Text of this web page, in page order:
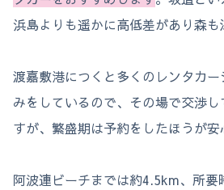
浜島よりも遥かに高低差があり森も
渡嘉敷港につくと多くのレンタカ
みをしているので、その場で交渉
すが、繁盛期は予約をしたほうが安
阿波連ビーチまでは約4.5km、所要